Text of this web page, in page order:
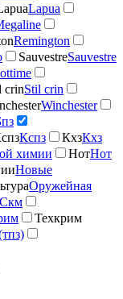
Lapua
Remington
SauvestreSauvestre
crinStil crin
Winchester
Кспз КхзКхз
химии НотНот
Новые
Оружейная
Скм
Техкрим